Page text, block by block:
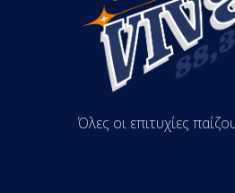
Όλες οι επιτυχίες